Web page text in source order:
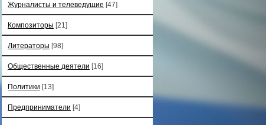
Журналисты и телеведущие [47]
Композиторы [21]
Литераторы [98]
Общественные деятели [16]
Политики [13]
Предприниматели [4]